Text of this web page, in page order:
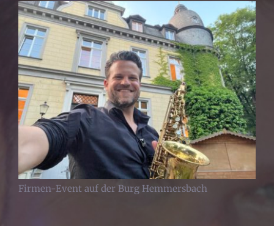
Firmen-Event auf der Burg Hemmersbach